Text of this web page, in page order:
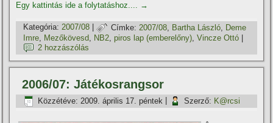
Egy kattintás ide a folytatáshoz.... →
Kategória: 2007/08 | Címke: 2007/08 Bartha László Deme
Imre, Mezőkövesd, NB2,piros lap (emberelőny),Vincze Ottó
2 hozzászólás
2006/07: Játékosrangsor
Közzétéve: 2009. április 17. péntek Szerző: K@rcsi